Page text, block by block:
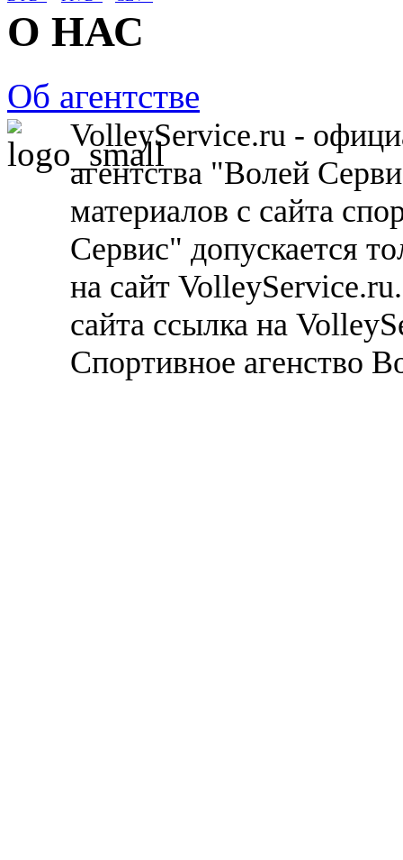
О НАС
Об агентстве
VolleyService.ru -
агентства "Волей
материалов с сайта
Сервис" допускается
на сайт
сайта ссылка на
Спортивное агенство